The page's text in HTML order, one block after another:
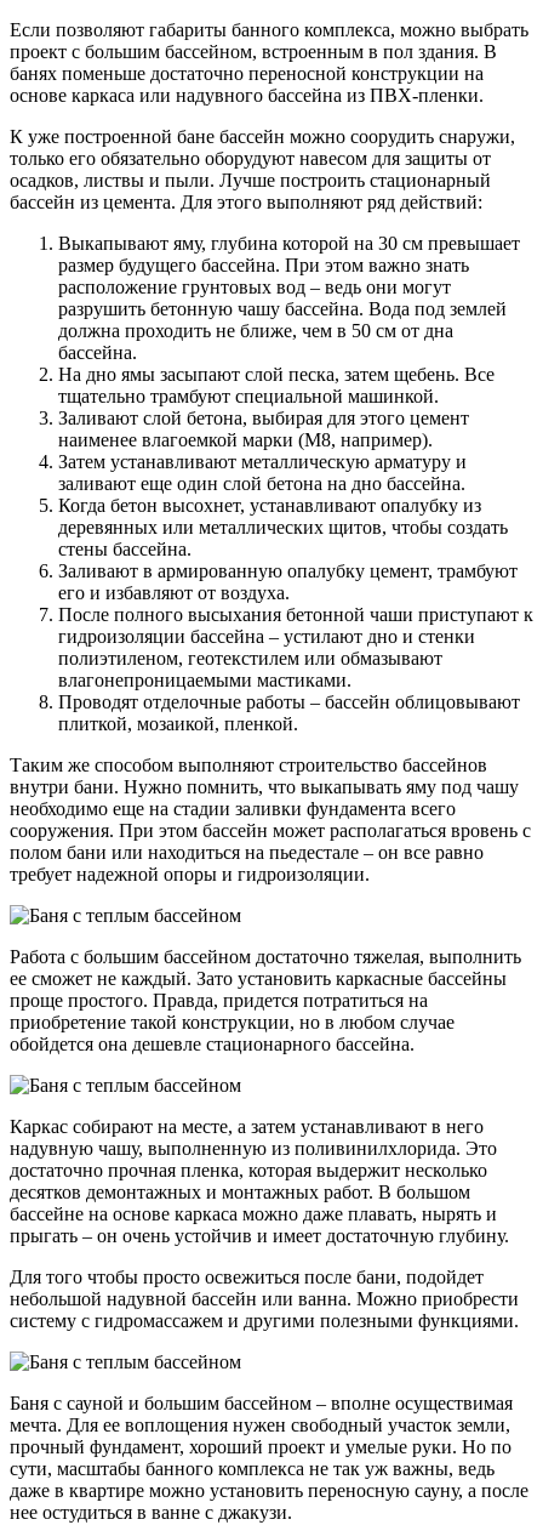
Если позволяют габариты банного комплекса, можно выбрать
проект с большим бассейном, встроенным в пол здания. В
банях поменьше достаточно переносной конструкции на
основе каркаса или надувного бассейна из ПВХ-пленки.
К уже построенной бане бассейн можно соорудить снаружи,
только его обязательно оборудуют навесом для защиты от
осадков, листвы и пыли. Лучше построить стационарный
бассейн из цемента. Для этого выполняют ряд действий:
Выкапывают яму, глубина которой на 30 см превышает
размер будущего бассейна. При этом важно знать
расположение грунтовых вод – ведь они могут
разрушить бетонную чашу бассейна. Вода под землей
должна проходить не ближе, чем в 50 см от дна
бассейна.
На дно ямы засыпают слой песка, затем щебень. Все
тщательно трамбуют специальной машинкой.
Заливают слой бетона, выбирая для этого цемент
наименее влагоемкой марки (М8, например).
Затем устанавливают металлическую арматуру и
заливают еще один слой бетона на дно бассейна.
Когда бетон высохнет, устанавливают опалубку из
деревянных или металлических щитов, чтобы создать
стены бассейна.
Заливают в армированную опалубку цемент, трамбуют
его и избавляют от воздуха.
После полного высыхания бетонной чаши приступают к
гидроизоляции бассейна – устилают дно и стенки
полиэтиленом, геотекстилем или обмазывают
влагонепроницаемыми мастиками.
Проводят отделочные работы – бассейн облицовывают
плиткой, мозаикой, пленкой.
Таким же способом выполняют строительство бассейнов
внутри бани. Нужно помнить, что выкапывать яму под чашу
необходимо еще на стадии заливки фундамента всего
сооружения. При этом бассейн может располагаться вровень с
полом бани или находиться на пьедестале – он все равно
требует надежной опоры и гидроизоляции.
Работа с большим бассейном достаточно тяжелая, выполнить
ее сможет не каждый. Зато установить каркасные бассейны
проще простого. Правда, придется потратиться на
приобретение такой конструкции, но в любом случае
обойдется она дешевле стационарного бассейна.
Каркас собирают на месте, а затем устанавливают в него
надувную чашу, выполненную из поливинилхлорида. Это
достаточно прочная пленка, которая выдержит несколько
десятков демонтажных и монтажных работ. В большом
бассейне на основе каркаса можно даже плавать, нырять и
прыгать – он очень устойчив и имеет достаточную глубину.
Для того чтобы просто освежиться после бани, подойдет
небольшой надувной бассейн или ванна. Можно приобрести
систему с гидромассажем и другими полезными функциями.
Баня с сауной и большим бассейном – вполне осуществимая
мечта. Для ее воплощения нужен свободный участок земли,
прочный фундамент, хороший проект и умелые руки. Но по
сути, масштабы банного комплекса не так уж важны, ведь
даже в квартире можно установить переносную сауну, а после
нее остудиться в ванне с джакузи.